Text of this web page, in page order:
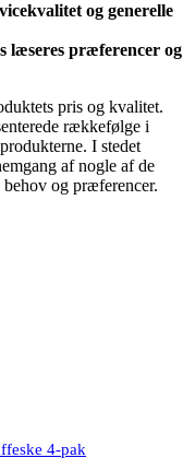
og generelle
læseres præferencer og
pris og kvalitet.
rækkefølge i
I stedet
af nogle af de
og præferencer.
4-pak